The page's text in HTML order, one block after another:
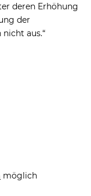
deren Erhöhung
der
aus.“
möglich